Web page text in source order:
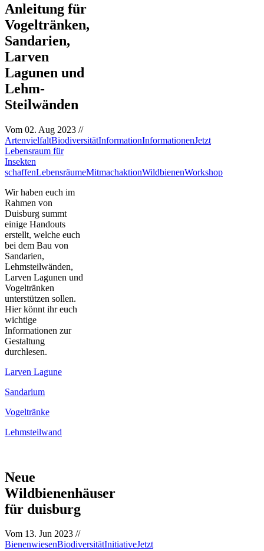
Anleitung für
Vogeltränken,
Sandarien,
Larven
Lagunen und
Lehm-
Steilwänden
Vom 02. Aug 2023 //
ArtenvielfaltBiodiversitätInformationInformationenJetzt
Lebensraum für
Insekten
schaffenLebensräumeMitmachaktionWildbienenWorkshop
Wir haben euch im
Rahmen von
Duisburg summt
einige Handouts
erstellt, welche euch
bei dem Bau von
Sandarien,
Lehmsteilwänden,
Larven Lagunen und
Vogeltränken
unterstützen sollen.
Hier könnt ihr euch
wichtige
Informationen zur
Gestaltung
durchlesen.
Larven Lagune
Sandarium
Vogeltränke
Lehmsteilwand
Neue
Wildbienenhäuser
für duisburg
Vom 13. Jun 2023 //
BienenwiesenBiodiversitätInitiativeJetzt